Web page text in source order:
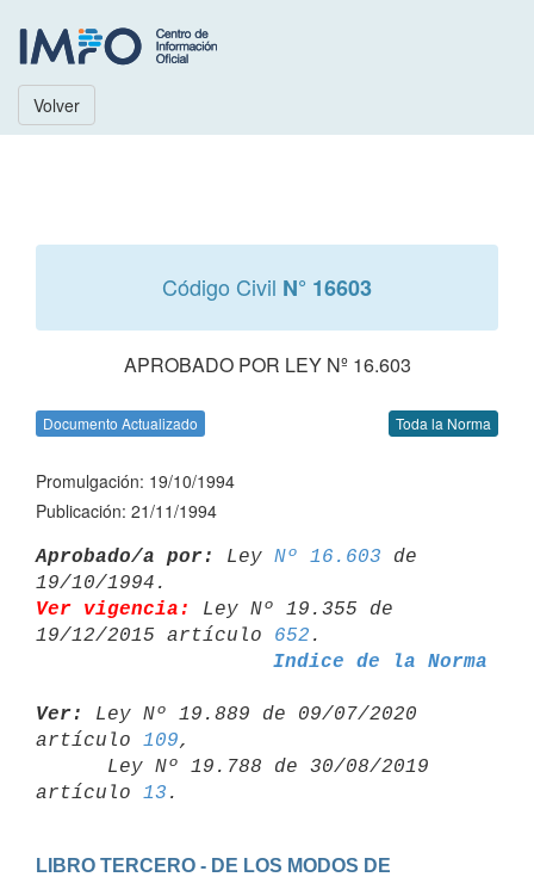
Volver
Código Civil N° 16603
APROBADO POR LEY Nº 16.603
Documento Actualizado Toda la Norma
Promulgación: 19/10/1994
Publicación: 21/11/1994
Aprobado/a por: Ley Nº 16.603 de
Ver vigencia:
Ley Nº 19.355 de
19/12/2015 artículo 652
Indice de la Norma
Ver:
Ley Nº 19.889 de 09/07/2020
artículo 109,
artículo 13
LIBRO TERCERO - DE LOS MODOS DE